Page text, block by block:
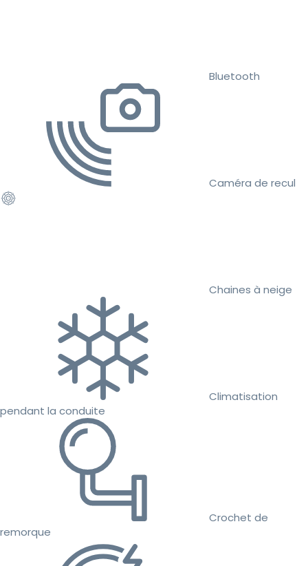
Bluetooth
Caméra de recul
Chaines à neige
Climatisation
pendant la conduite
Crochet de
remorque